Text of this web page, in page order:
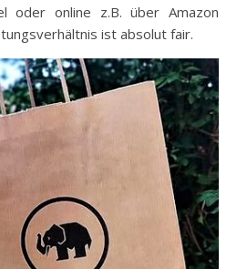
oder online z.B. über Amazon
ist absolut fair.